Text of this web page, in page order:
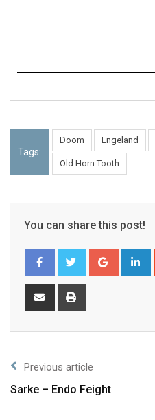
Tags:
Doom Engeland
Old Horn Tooth
You can share this post!
Previous article
Sarke – Endo Feight